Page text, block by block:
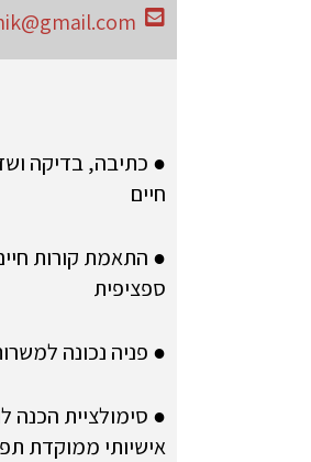
● כתיבה, בדיקה
חיים
● התאמת קורות
ספציפית
● פניה נכונה
● סימולציית הכנה
אישיותי ממוקדת